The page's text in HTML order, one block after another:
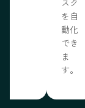
を自
動化
でき
ま
す。